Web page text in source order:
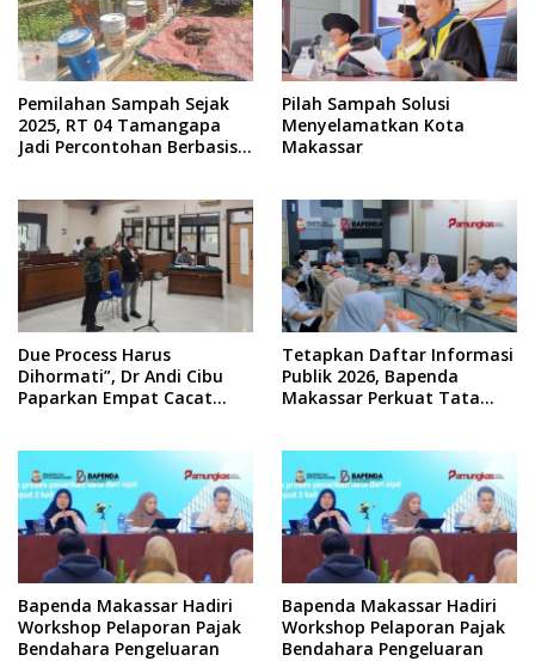
Pemilahan Sampah Sejak
2025, RT 04 Tamangapa
Jadi Percontohan Berbasis
Pilah Sampah Solusi
Menyelamatkan Kota
Makassar
Due Process Harus
Dihormati”, Dr Andi Cibu
Paparkan Empat Cacat
Tetapkan Daftar Informasi
Publik 2026, Bapenda
Makassar Perkuat Tata
Bapenda Makassar Hadiri
Workshop Pelaporan Pajak
Bendahara Pengeluaran
Bapenda Makassar Hadiri
Workshop Pelaporan Pajak
Bendahara Pengeluaran